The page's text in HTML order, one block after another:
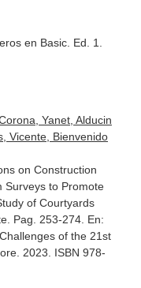
en Basic. Ed. 1.
Yanet, Alducin
Vicente, Bienvenido
on Construction
Surveys to Promote
of Courtyards
Pag. 253-274. En:
of the 21st
2023. ISBN 978-